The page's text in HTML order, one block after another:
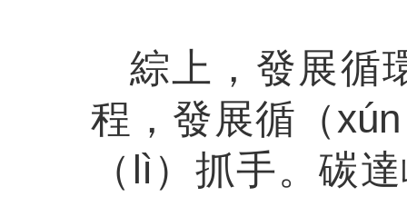
綜上，發展循
程，發展循（
（lì）抓手。碳